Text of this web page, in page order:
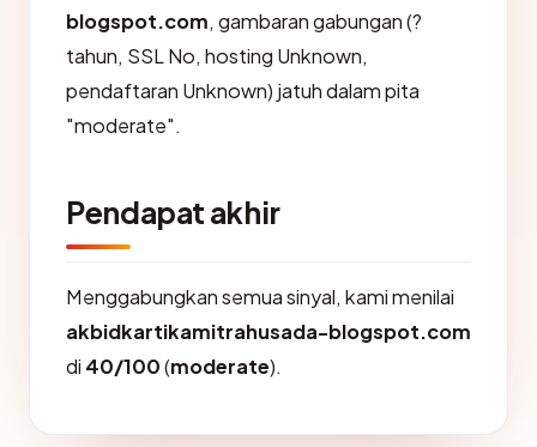
blogspot.com, gambaran gabungan (?
tahun, SSL No, hosting Unknown,
pendaftaran Unknown) jatuh dalam pita
"moderate".
Pendapat akhir
Menggabungkan semua sinyal, kami menilai
akbidkartikamitrahusada-blogspot.com
di 40/100(moderate).